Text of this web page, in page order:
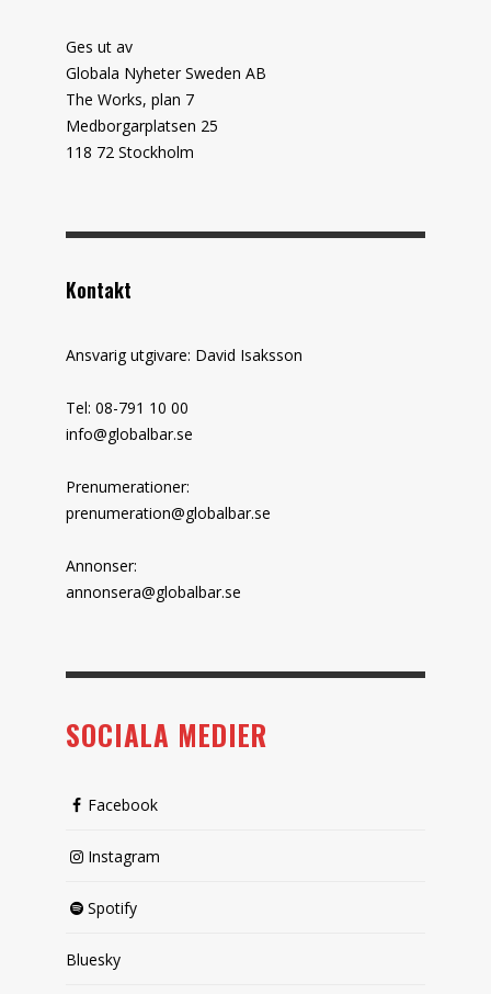
Ges ut av
Globala Nyheter Sweden AB
The Works, plan 7
Medborgarplatsen 25
118 72 Stockholm
Kontakt
Ansvarig utgivare: David Isaksson
Tel: 08-791 10 00
info@globalbar.se
Prenumerationer:
prenumeration@globalbar.se
Annonser:
annonsera@globalbar.se
SOCIALA MEDIER
Facebook
Instagram
Spotify
Bluesky